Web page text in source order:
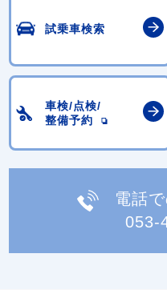
試乗車検索
車検/点検/
整備予約
電話
053-